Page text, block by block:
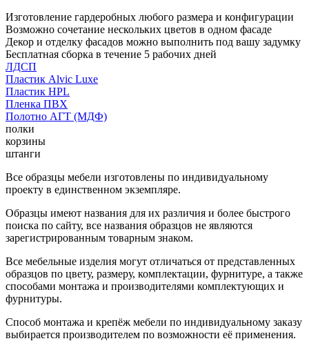
Изготовление гардеробных любого размера и конфигурации
Возможно сочетание нескольких цветов в одном фасаде
Декор и отделку фасадов можно выполнить под вашу задумку
Бесплатная сборка в течение 5 рабочих дней
ЛДСП
Пластик Alvic Luxe
Пластик HPL
Пленка ПВХ
Полотно АГТ (МДФ)
полки
корзины
штанги
Все образцы мебели изготовлены по индивидуальному
проекту в единственном экземпляре.
Образцы имеют названия для их различия и более быстрого
поиска по сайту, все названия образцов не являются
зарегистрированным товарным знаком.
Все мебельные изделия могут отличаться от представленных
образцов по цвету, размеру, комплектации, фурнитуре, а также
способами монтажа и производителями комплектующих и
фурнитуры.
Способ монтажа и крепёж мебели по индивидуальному заказу
выбирается производителем по возможности её применения.